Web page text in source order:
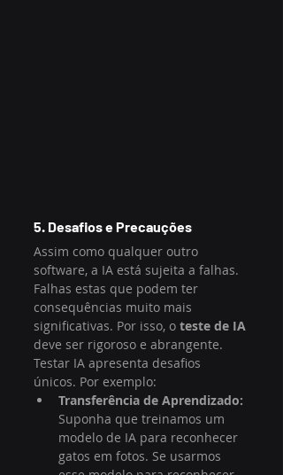
5. Desafios e Precauções
Assim como qualquer outro
software, a IA está sujeita a falhas.
Falhas estas que podem ter
consequências muito mais
significativas. Por isso, o teste de IA
deve ser rigoroso e abrangente.
Testar IA apresenta desafios
únicos. Por exemplo:
Transferência de Aprendizado:
Suponha que treinamos um
modelo de IA para reconhecer
gatos em fotos. Se usarmos